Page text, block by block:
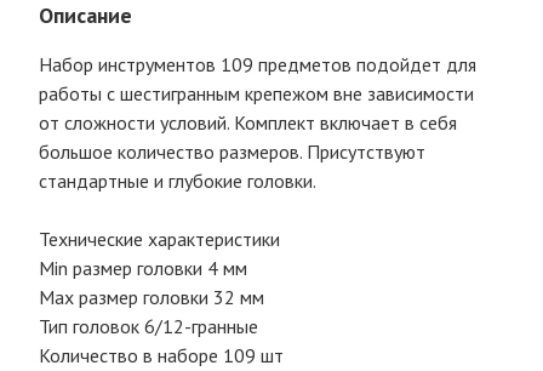
Описание
Набор инструментов 109 предметов подойдет для
работы с шестигранным крепежом вне зависимости
от сложности условий. Комплект включает в себя
большое количество размеров. Присутствуют
стандартные и глубокие головки.
Технические характеристики
Min размер головки 4 мм
Max размер головки 32 мм
Тип головок 6/12-гранные
Количество в наборе 109 шт